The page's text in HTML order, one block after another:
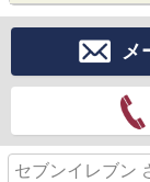
メ
セブンイレブン